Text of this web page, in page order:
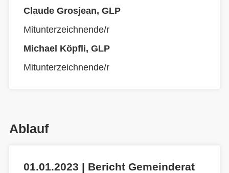
Claude Grosjean, GLP
Mitunterzeichnende/r
Michael Köpfli, GLP
Mitunterzeichnende/r
Ablauf
01.01.2023 | Bericht Gemeinderat